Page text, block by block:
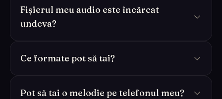
Fișierul meu audio este încărcat
undeva?
Ce formate pot să tai?
Pot să tai o melodie pe telefonul meu?